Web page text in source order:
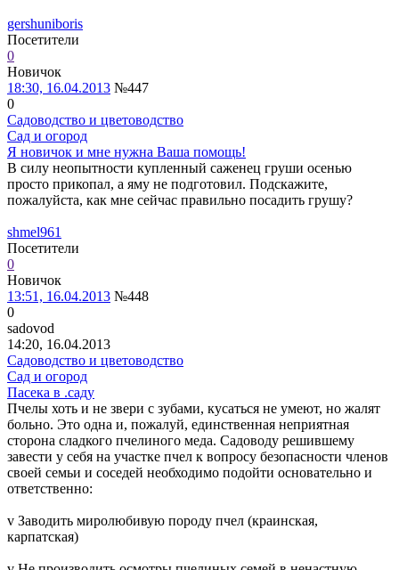
gershuniboris
Посетители
0
Новичок
18:30, 16.04.2013 №447
0
Садоводство и цветоводство
Сад и огород
Я новичок и мне нужна Ваша помощь!
В силу неопытности купленный саженец груши осенью
просто прикопал, а яму не подготовил. Подскажите,
пожалуйста, как мне сейчас правильно посадить грушу?
shmel961
Посетители
0
Новичок
13:51, 16.04.2013 №448
0
sadovod
14:20, 16.04.2013
Садоводство и цветоводство
Сад и огород
Пасека в .саду
Пчелы хоть и не звери с зубами, кусаться не умеют, но жалят
больно. Это одна и, пожалуй, единственная неприятная
сторона сладкого пчелиного меда. Садоводу решившему
завести у себя на участке пчел к вопросу безопасности членов
своей семьи и соседей необходимо подойти основательно и
ответственно:
v Заводить миролюбивую породу пчел (краинская,
карпатская)